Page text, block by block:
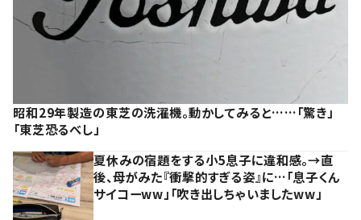
昭和29年製造の東芝の洗濯機。動かしてみると……「驚き」
「東芝恐るべし」
夏休みの宿題をする小5息子に違和感。→直
後、母がみた『衝撃的すぎる姿』に…「息子くん
サイコーww」「吹き出しちゃいましたww」